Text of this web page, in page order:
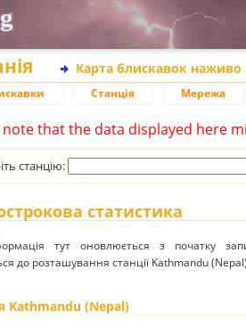
Карта блискавок наживо
Станція Мережа
note that the data displayed here
станцію:
статистика
тут оновлюється з початку
до розташування станції Kathmandu
Kathmandu (Nepal)